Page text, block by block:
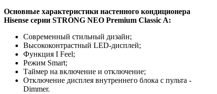
Основные характеристики настенного кондиционера
Hisense серии STRONG NEO Premium Classic A:
Современный стильный дизайн;
Высококонтрастный LED-дисплей;
Функция I Feel;
Режим Smart;
Таймер на включение и отключение;
Отключение дисплея внутреннего блока с пульта -
Dimmer.